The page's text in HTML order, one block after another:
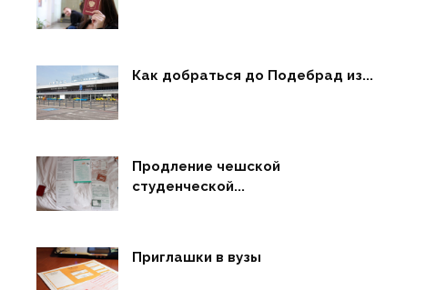
Как добраться до Подебрад из...
Продление чешской
студенческой...
Приглашки в вузы